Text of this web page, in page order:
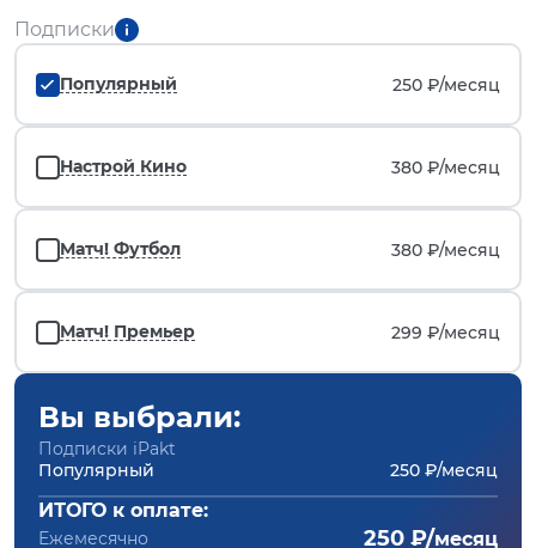
Подписки
Популярный 250 ₽/месяц
Настрой Кино 380 ₽/месяц
Матч! Футбол 380 ₽/месяц
Матч! Премьер 299 ₽/месяц
Вы выбрали:
Подписки iPakt
Популярный
250 ₽/месяц
ИТОГО к оплате:
Ежемесячно 250 ₽/месяц